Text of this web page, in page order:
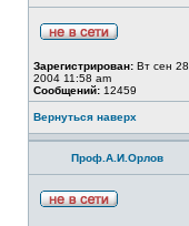
Зарегистрирован: Вт сен 28,
2004 11:58 am
Сообщений: 12459
Вернуться наверх
Проф.А.И.Орлов